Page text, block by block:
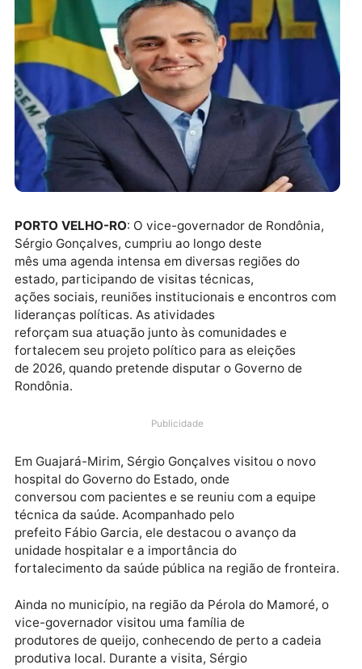
PORTO VELHO-RO: O vice-governador de Rondônia,
Sérgio Gonçalves, cumpriu ao longo deste
mês uma agenda intensa em diversas regiões do
estado, participando de visitas técnicas,
ações sociais, reuniões institucionais e encontros
reforçam sua atuação junto às comunidades e
de 2026, quando pretende disputar o Governo de
Rondônia.
Publicidade
Em Guajará-Mirim, Sérgio Gonçalves visitou o novo
hospital do Governo do Estado, onde
conversou com pacientes e se reuniu com a equipe
técnica da saúde. Acompanhado pelo
prefeito Fábio Garcia, ele destacou o avanço da
unidade hospitalar e a importância do